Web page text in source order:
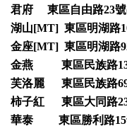
君府 東區自由路23號
湖山[MT] 東區明湖路
金座[MT] 東區明湖路
金燕 東區民族路13
芙洛麗 東區民族
柿子紅 東區大同
華泰 東區勝利